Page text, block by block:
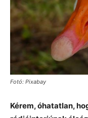
Fotó: Pixabay
Kérem, óhatatlan,